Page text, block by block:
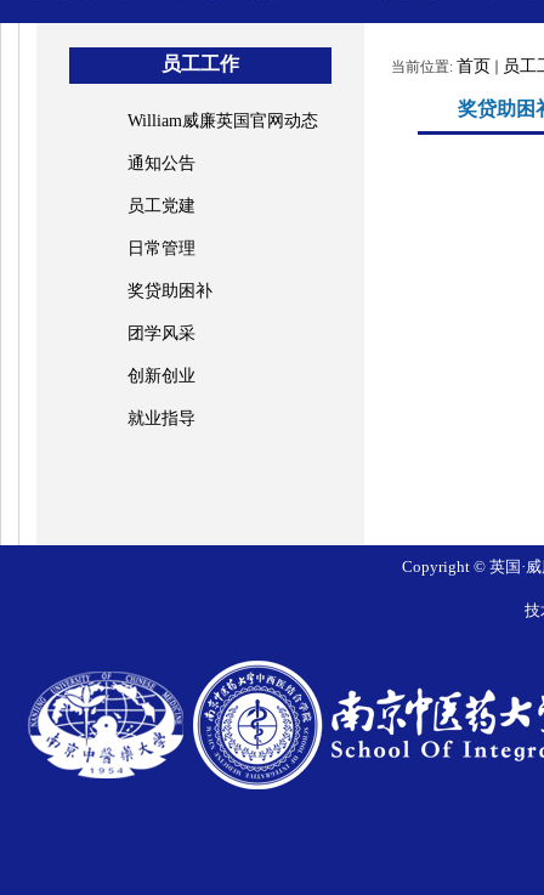
员工工作
William威廉英国官网动态
通知公告
员工党建
日常管理
奖贷助困补
团学风采
创新创业
就业指导
当前位置: 首页 员工
奖贷助困
Copyright © 英国·
技